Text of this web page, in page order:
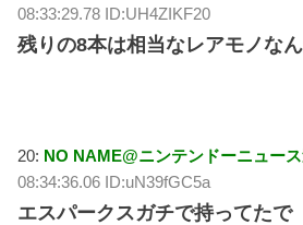
08:33:29.78 ID:UH4ZIKF20
残りの8本は相当なレアモノな
20: NO NAME@ニンテンドーニュー
08:34:36.06 ID:uN39fGC5a
エスパークスガチで持ってたで